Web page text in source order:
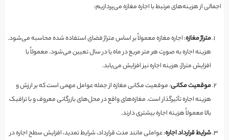
اجمالی از هزینه‌های مرتبط با اجاره مغازه می‌پردازیم:
متراژ مغازه: اجاره مغازه معمولاً بر اساس متراژ فضای استفاده شده محاسبه می‌شود.
هزینه اجاره به صورت هر متر مربع در ماه یا در سال تعیین می‌شود. معمولاً با
افزایش متراژ، هزینه اجاره نیز افزایش می‌یابد.
موقعیت مکانی: موقعیت مکانی مغازه از جمله عوامل مهمی است که بر ارزش و
هزینه اجاره تأثیرگذار است. مغازه‌های واقع در محل‌های بازرگانی معروف و با ترافیک
بالا معمولاً هزینه اجاره بیشتری دارند.
شرایط قرارداد اجاره: عواملی مانند مدت قرارداد، شرایط تمدید، افزایش سطح اجاره در